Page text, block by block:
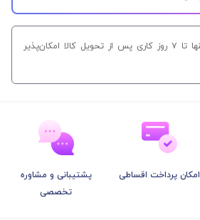
امکان بازگشت کالا تنها تا ۷ روز کاری پس از تحویل کالا امکان‌پذیر
امکان پرداخت اقساطی
پشتیبانی و مشاوره
تخصصی